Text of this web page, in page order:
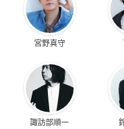
宮野真守
諏訪部順一